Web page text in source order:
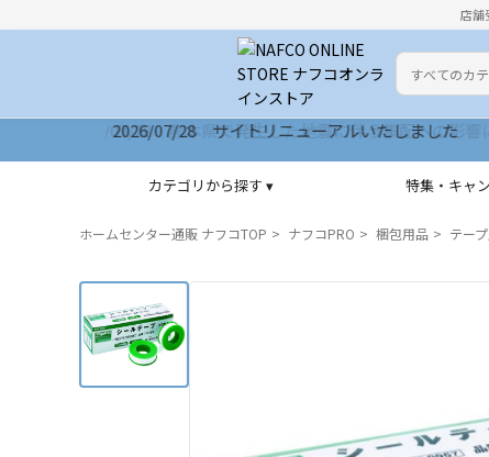
店舗
カテゴリ
検索キーワ
2026/07/28 サイトリニューアルいたしました
カテゴリから探す ▾ 特集・キャ
ホームセンター通販 ナフコTOP ナフコPRO 梱包用品 テー